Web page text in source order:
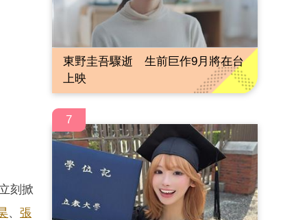
刻掀
、 張
東野圭吾驟逝 生前巨作9月將在台
上映
7